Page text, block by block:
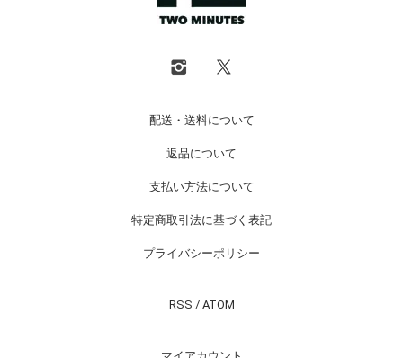
配送・送料について
返品について
支払い方法について
特定商取引法に基づく表記
プライバシーポリシー
RSS / ATOM